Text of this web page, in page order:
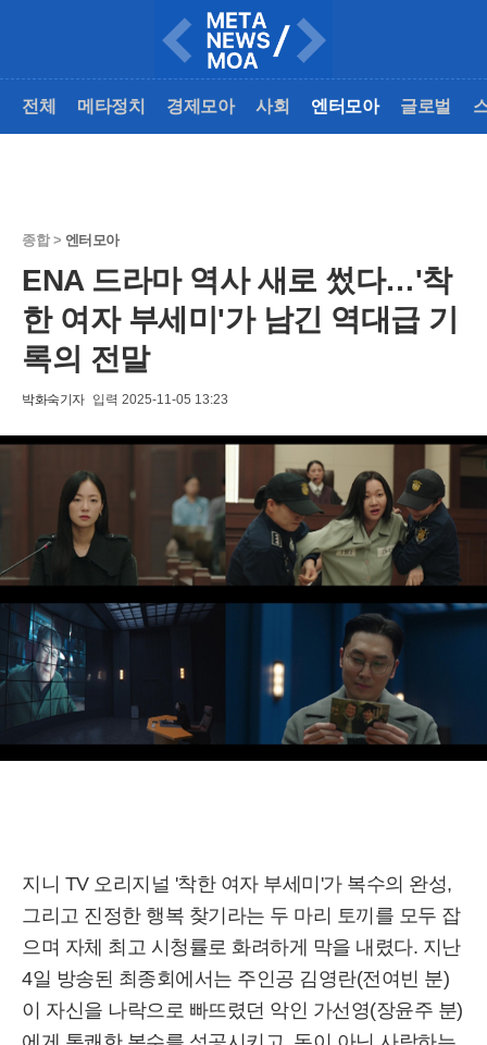
전체 메타정치 경제모아 사회 엔터모아 글로벌
종합 > 엔터모아
ENA 드라마 역사 새로 썼다…'착
한 여자 부세미'가 남긴 역대급 기
록의 전말
박화숙기자 입력 2025-11-05 13:23
지니 TV 오리지널 '착한 여자 부세미'가 복수의 완성,
그리고 진정한 행복 찾기라는 두 마리 토끼를 모두 잡
으며 자체 최고 시청률로 화려하게 막을 내렸다. 지난
4일 방송된 최종회에서는 주인공 김영란(전여빈 분)
이 자신을 나락으로 빠뜨렸던 악인 가선영(장윤주 분)